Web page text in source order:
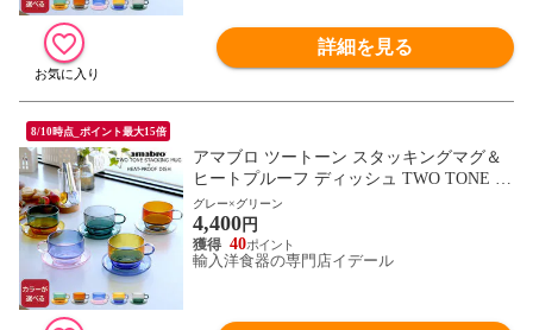
詳細を見る
8/10時点_ポイント最大15倍
アマブロ ツートーン スタッキングマグ＆
ヒートプルーフ ディッシュ TWO TONE ST
ACKING MUG HEAT-PROOF DISH amabro
カップ＆ソーサー マグカップ プレート ギ
フト 結婚祝い プレゼント 贈り物 【食器
カトラリー】【ギフト】
グレー×グリーン
4,400円
40
輸入洋食器の専門店イデール